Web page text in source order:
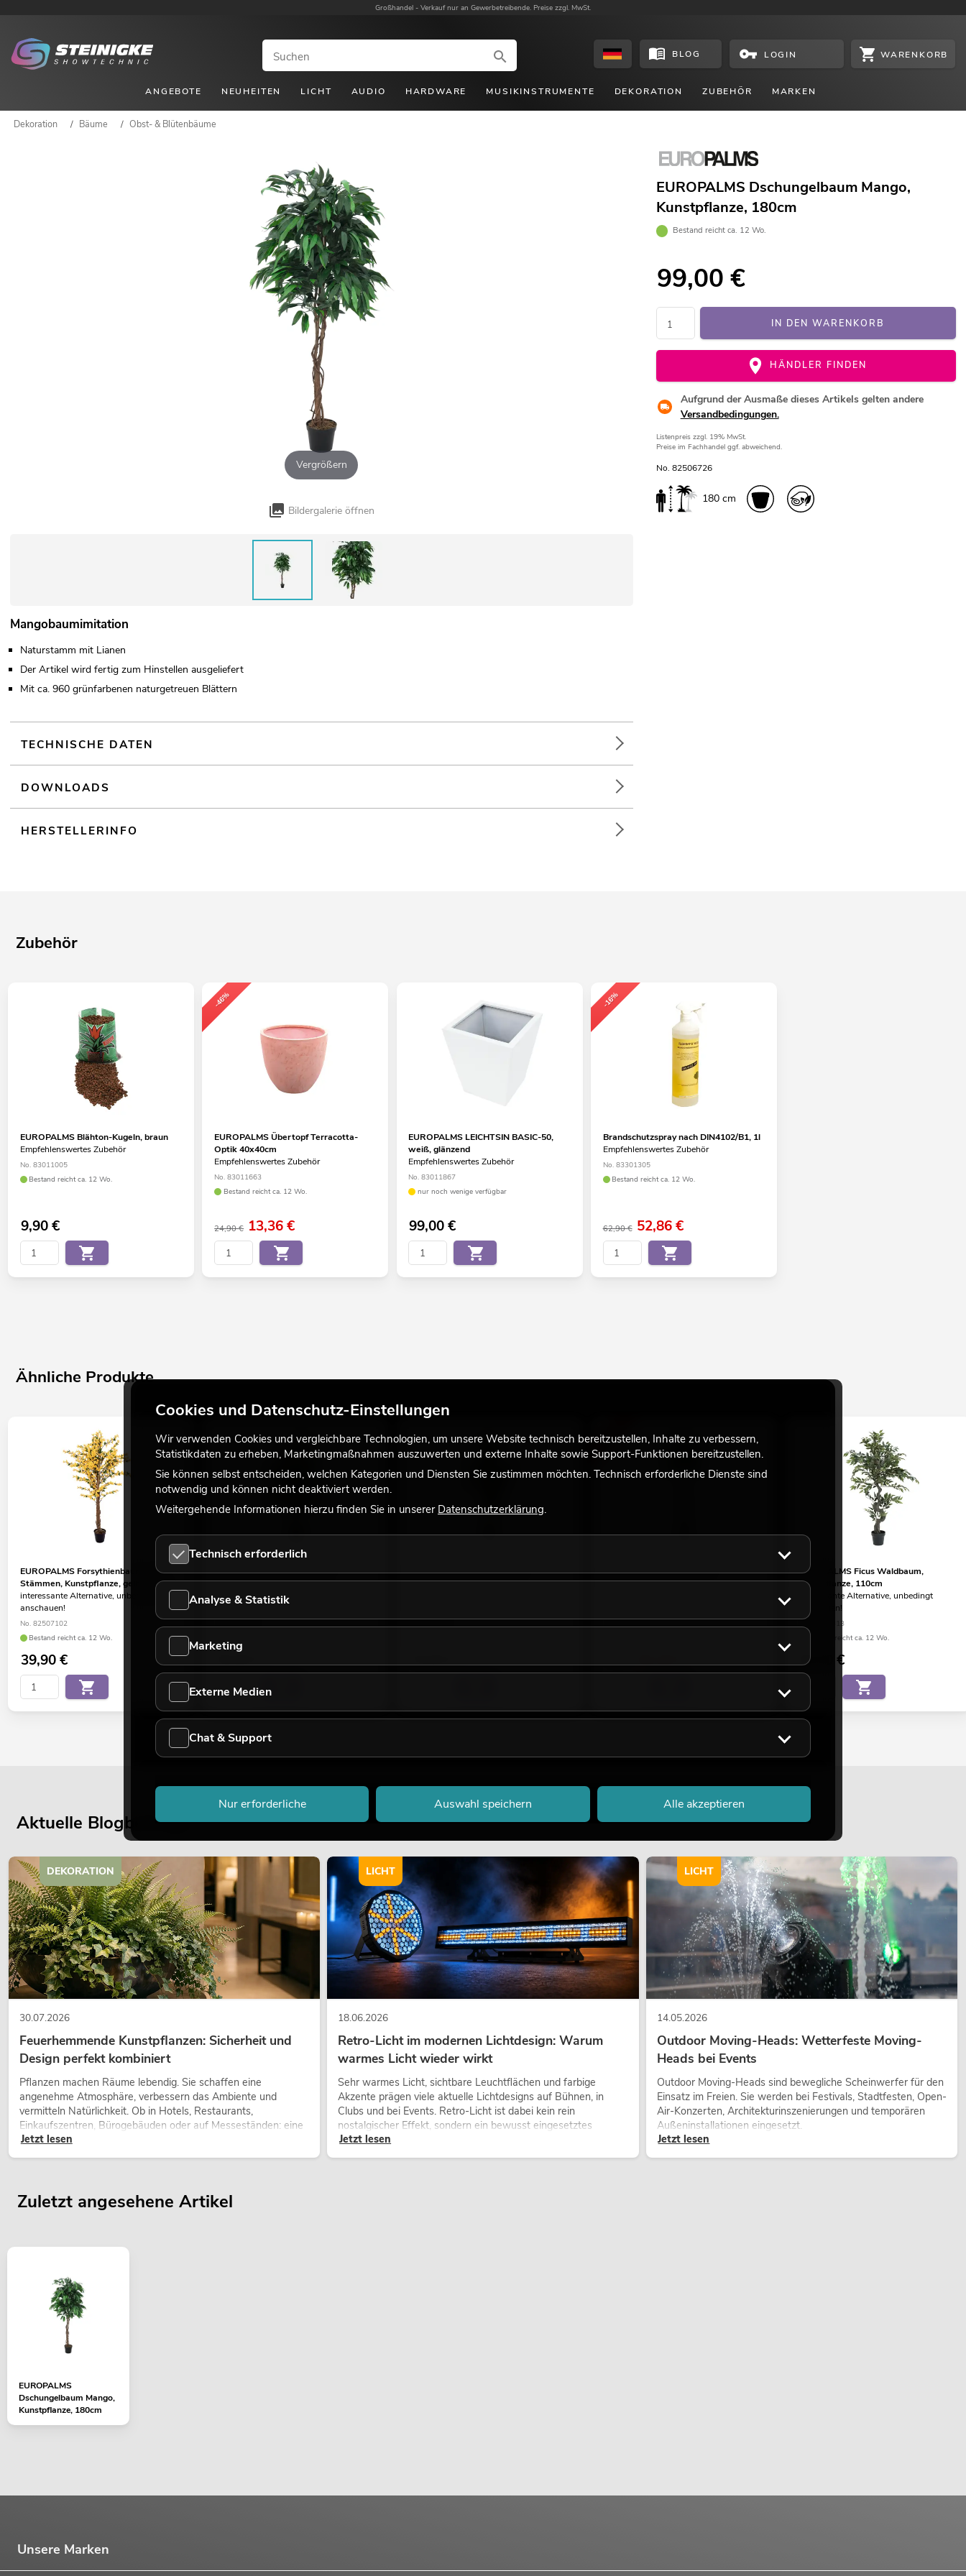
Großhandel - Verkauf nur an Gewerbetreibende. Preise zzgl. MwSt.
BLOG LOGIN WARENKORB
ANGEBOTE NEUHEITEN LICHT AUDIO HARDWARE MUSIKINSTRUMENTE DEKORATION ZUBEHÖR MARKEN
Dekoration / Bäume / Obst- & Blütenbäume
Vergrößern
Bildergalerie öffnen
EUROPALMS Dschungelbaum Mango,
Kunstpflanze, 180cm
Bestand reicht ca. 12 Wo.
99,00 €
IN DEN WARENKORB
HÄNDLER FINDEN
Aufgrund der Ausmaße dieses Artikels gelten andere
Versandbedingungen.
Listenpreis zzgl. 19% MwSt.
Preise im Fachhandel ggf. abweichend.
No. 82506726
180 cm
Mangobaumimitation
Naturstamm mit Lianen
Der Artikel wird fertig zum Hinstellen ausgeliefert
Mit ca. 960 grünfarbenen naturgetreuen Blättern
TECHNISCHE DATEN
DOWNLOADS
HERSTELLERINFO
Zubehör
EUROPALMS Blähton-Kugeln, braun
Empfehlenswertes Zubehör
No. 83011005
Bestand reicht ca. 12 Wo.
9,90€
-46%
EUROPALMS Übertopf Terracotta-
Optik 40x40cm
Empfehlenswertes Zubehör
No. 83011663
Bestand reicht ca. 12 Wo.
24,90 € 13,36€
EUROPALMS LEICHTSIN BASIC-50,
weiß, glänzend
Empfehlenswertes Zubehör
No. 83011867
nur noch wenige verfügbar
99,00€
-16%
Brandschutzspray nach DIN4102/B1, 1l
Empfehlenswertes Zubehör
No. 83301305
Bestand reicht ca. 12 Wo.
62,90 € 52,86€
Ähnliche Produkte
EUROPALMS Forsythienbaum mit 3
Stämmen, Kunstpflanze, gelb, 150cm
interessante Alternative, unbedingt
anschauen!
No. 82507102
Bestand reicht ca. 12 Wo.
39,90€
EUROPALMS Oleanderbaum,
Kunstpflanze, weiß, 120 cm
interessante Alternative, unbedingt
anschauen!
59,90€
EUROPALMS Oleanderbaum,
Kunstpflanze, rosa, 150 cm
79,00€
-11%
EUROPALMS Pachirabaum,
Kunstpflanze, 160cm
74,90 € 66,38€
EUROPALMS Ficus Waldbaum,
Kunstpflanze, 110cm
interessante Alternative, unbedingt
anschauen!
No. 82806313
Bestand reicht ca. 12 Wo.
99,00 €
Aktuelle Blogbeiträge
30.07.2026
Feuerhemmende Kunstpflanzen: Sicherheit und
Design perfekt kombiniert
Pflanzen machen Räume lebendig. Sie schaffen eine
angenehme Atmosphäre, verbessern das Ambiente und
vermitteln Natürlichkeit. Ob in Hotels, Restaurants,
Einkaufszentren, Bürogebäuden oder auf Messeständen: eine
hochwertige Begrünung gehört heute längst zum modernen
Raumkonzept.
Jetzt lesen
DEKORATION
18.06.2026
Retro-Licht im modernen Lichtdesign: Warum
warmes Licht wieder wirkt
Sehr warmes Licht, sichtbare Leuchtflächen und farbige
Akzente prägen viele aktuelle Lichtdesigns auf Bühnen, in
Clubs und bei Events. Retro-Licht ist dabei kein rein
nostalgischer Effekt, sondern ein bewusst eingesetztes
Gestaltungsmittel: Es schafft Atmosphäre, gibt Szenen
Charakter und kann technische LED-Setups emotionaler
Jetzt lesen
LICHT
14.05.2026
Outdoor Moving-Heads: Wetterfeste Moving-
Heads bei Events
Outdoor Moving-Heads sind bewegliche Scheinwerfer für den
Einsatz im Freien. Sie werden bei Festivals, Stadtfesten, Open-
Air-Konzerten, Architekturinszenierungen und temporären
Außeninstallationen eingesetzt.
Jetzt lesen
LICHT
Zuletzt angesehene Artikel
EUROPALMS
Dschungelbaum Mango,
Kunstpflanze, 180cm
Unsere Marken
Cookies und Datenschutz-Einstellungen
Wir verwenden Cookies und vergleichbare Technologien, um unsere Website technisch bereitzustellen, Inhalte zu verbessern,
Statistikdaten zu erheben, Marketingmaßnahmen auszuwerten und externe Inhalte sowie Support-Funktionen bereitzustellen.
Sie können selbst entscheiden, welchen Kategorien und Diensten Sie zustimmen möchten. Technisch erforderliche Dienste sind
notwendig und können nicht deaktiviert werden.
Weitergehende Informationen hierzu finden Sie in unserer Datenschutzerklärung.
Technisch erforderlich
Analyse & Statistik
Marketing
Externe Medien
Chat & Support
Nur erforderliche Auswahl speichern Alle akzeptieren